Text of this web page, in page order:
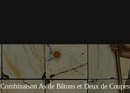
Combinaison As de Bâtons et Deux de Coupes